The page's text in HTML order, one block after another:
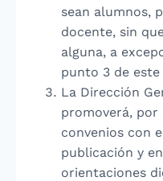
sean alumnos,
docente, sin
alguna, a
punto 3 de
La Dirección
promoverá, por
convenios con
publicación y
orientaciones